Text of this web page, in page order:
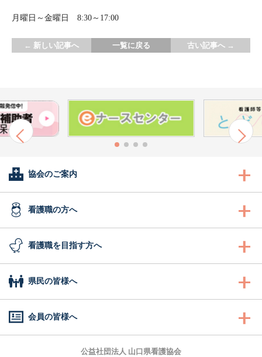
月曜日～金曜日 8:30～17:00
← 新しい記事へ 一覧に戻る 古い記事へ →
協会のご案内
会長あいさつ
協会概要
沿革
委員会活動
会報誌「きらめき」
看護職の方へ
看護職の方へ
認定看護管理者教育課程
看護職を目指す方へ
看護職を目指す方へ
1日ナース体験
県民の皆様へ
県民の皆様へ
会員の皆様へ
（会員専用WEBサイト）
公益社団法人 山口県看護協会